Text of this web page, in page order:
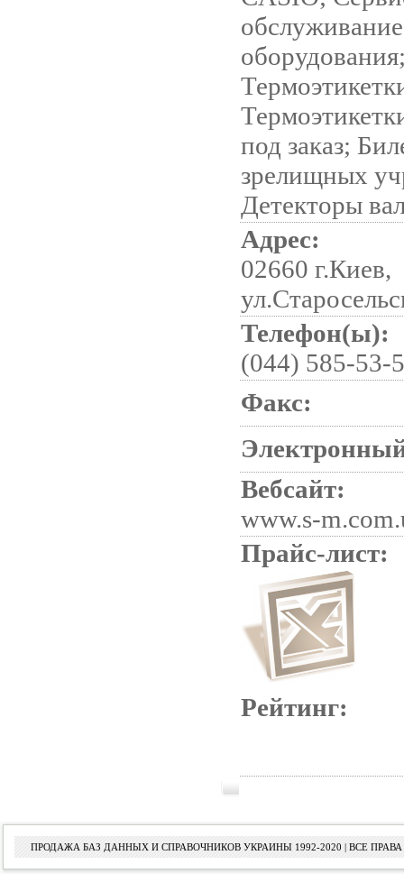
под заказ;
зрелищных
Детекторы
Адрес:
02660 г.Киев,
Телефон(ы):
(044) 585-53-
Факс:
Вебсайт:
www.s-
Прайс-лист:
Рейтинг:
ПРОДАЖА БАЗ ДАННЫХ И СПРАВОЧНИКОВ УКРАИНЫ 1992-2020 | ВСЕ